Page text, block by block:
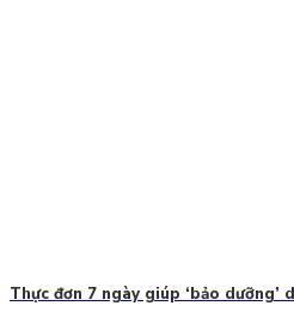
Thực đơn 7 ngày giúp ‘bảo dưỡng’